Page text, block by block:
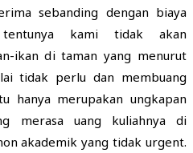
sebanding dengan biaya
kami tidak akan
ikan di taman yang menurut
tidak perlu dan membuang
hanya merupakan ungkapan
merasa uang kuliahnya di
akademik yang tidak urgent.